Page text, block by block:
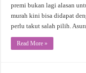
premi bukan lagi alasan
murah kini bisa didapat
perlu takut salah pilih.
Read More »